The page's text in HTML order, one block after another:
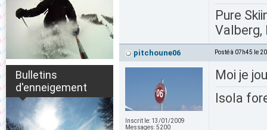
Bulletins
d'enneigement
Pure
Valberg,
pitchoune06 Posté à 07h45 le
Inscrit le: 13/01/2009
Messages:5200
Moi je
Isola